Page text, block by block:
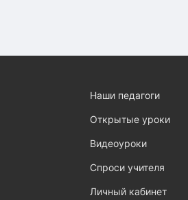
Наши педагоги
Открытые уроки
Видеоуроки
Спроси учителя
Личный кабинет